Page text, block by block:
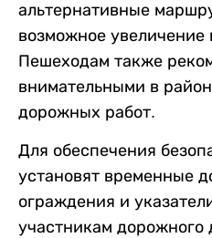
альтернативные
возможное увеличение
Пешеходам также
внимательными в
дорожных работ.
Для обеспечения
установят временные
ограждения и
участникам дорожного